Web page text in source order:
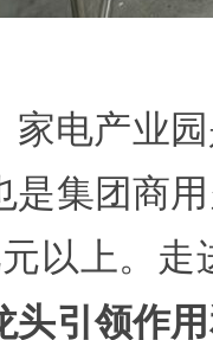
家电产业
是集团商
以上。
头引领作